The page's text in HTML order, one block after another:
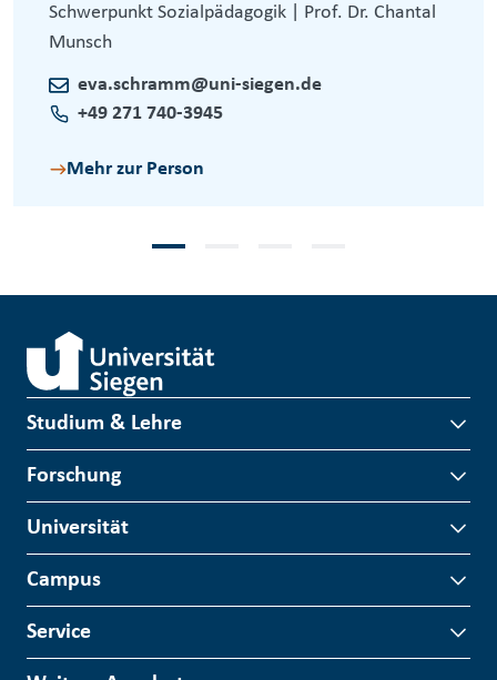
Schwerpunkt Sozialpädagogik | Prof. Dr. Chantal
Munsch
eva.schramm@uni-siegen.de
+49 271 740-3945
Mehr zur Person
Studium & Lehre
Forschung
Universität
Campus
Service